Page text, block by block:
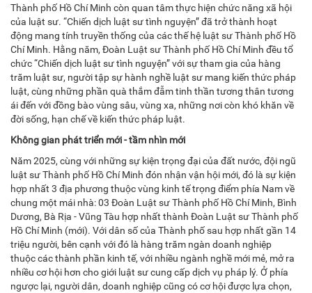
Thành phố Hồ Chí Minh còn quan tâm thực hiện chức năng xã hội
của luật sư. “Chiến dịch luật sư tình nguyện” đã trở thành hoạt
động mang tính truyền thống của các thế hệ luật sư Thành phố Hồ
Chí Minh. Hằng năm, Đoàn Luật sư Thành phố Hồ Chí Minh đều tổ
chức “Chiến dịch luật sư tình nguyện” với sự tham gia của hàng
trăm luật sư, người tập sự hành nghề luật sư mang kiến thức pháp
luật, cùng những phần quà thắm đẫm tinh thần tương thân tương
ái đến với đồng bào vùng sâu, vùng xa, những nơi còn khó khăn về
đời sống, hạn chế về kiến thức pháp luật.
Không gian phát triển mới - tầm nhìn mới
Năm 2025, cùng với những sự kiện trọng đại của đất nước, đội ngũ
luật sư Thành phố Hồ Chí Minh đón nhận vận hội mới, đó là sự kiện
hợp nhất 3 địa phương thuộc vùng kinh tế trọng điểm phía Nam về
chung một mái nhà: 03 Đoàn Luật sư Thành phố Hồ Chí Minh, Bình
Dương, Bà Rịa - Vũng Tàu hợp nhất thành Đoàn Luật sư Thành phố
Hồ Chí Minh (mới). Với dân số của Thành phố sau hợp nhất gần 14
triệu người, bên cạnh với đó là hàng trăm ngàn doanh nghiệp
thuộc các thành phần kinh tế, với nhiều ngành nghề mới mẻ, mở ra
nhiều cơ hội hơn cho giới luật sư cung cấp dịch vụ pháp lý. Ở phía
ngược lại, người dân, doanh nghiệp cũng có cơ hội được lựa chọn,